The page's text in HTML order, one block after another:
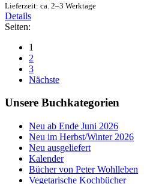
Lieferzeit: ca. 2–3 Werktage
Details
Seiten:
1
2
3
Nächste
Unsere Buchkategorien
Neu ab Ende Juni 2026
Neu im Herbst/Winter 2026
Neu ausgeliefert
Kalender
Bücher von Peter Wohlleben
Vegetarische Kochbücher